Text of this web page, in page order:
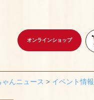
オンラインショップ
ゃんニュース > イベント情報